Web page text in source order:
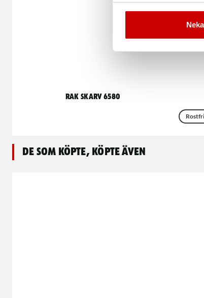
Neka
Rak skarv 6580
De som köpte, köpte även